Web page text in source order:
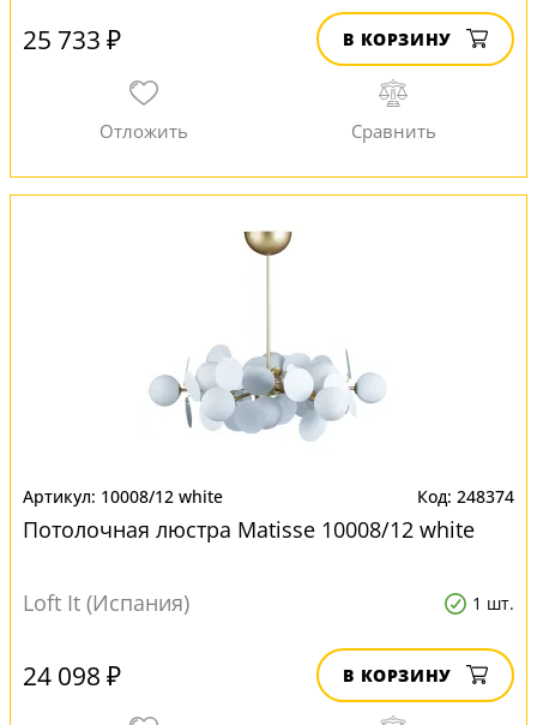
25 733 ₽ В КОРЗИНУ
10008/12 white 248374
Потолочная люстра Matisse 10008/12 white
Loft It (Испания) 1 шт.
24 098 ₽ В КОРЗИНУ